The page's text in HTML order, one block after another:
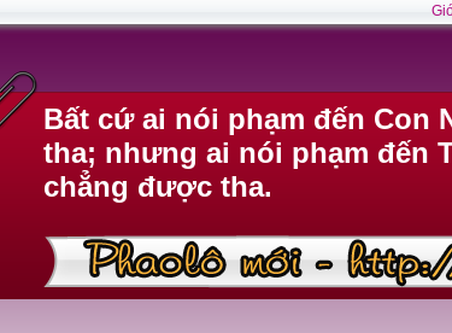
Bất cứ ai nói phạm đến
tha; nhưng ai nói phạm đến
chẳng được tha.